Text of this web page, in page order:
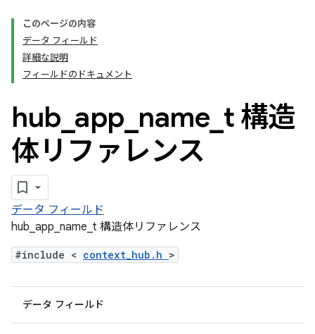
このページの内容
データ フィールド
詳細な説明
フィールドのドキュメント
hub app name t 構造
体リファレンス
データ フィールド
hub_app_name_t 構造体リファレンス
#include < context_hub.h >
データ フィールド